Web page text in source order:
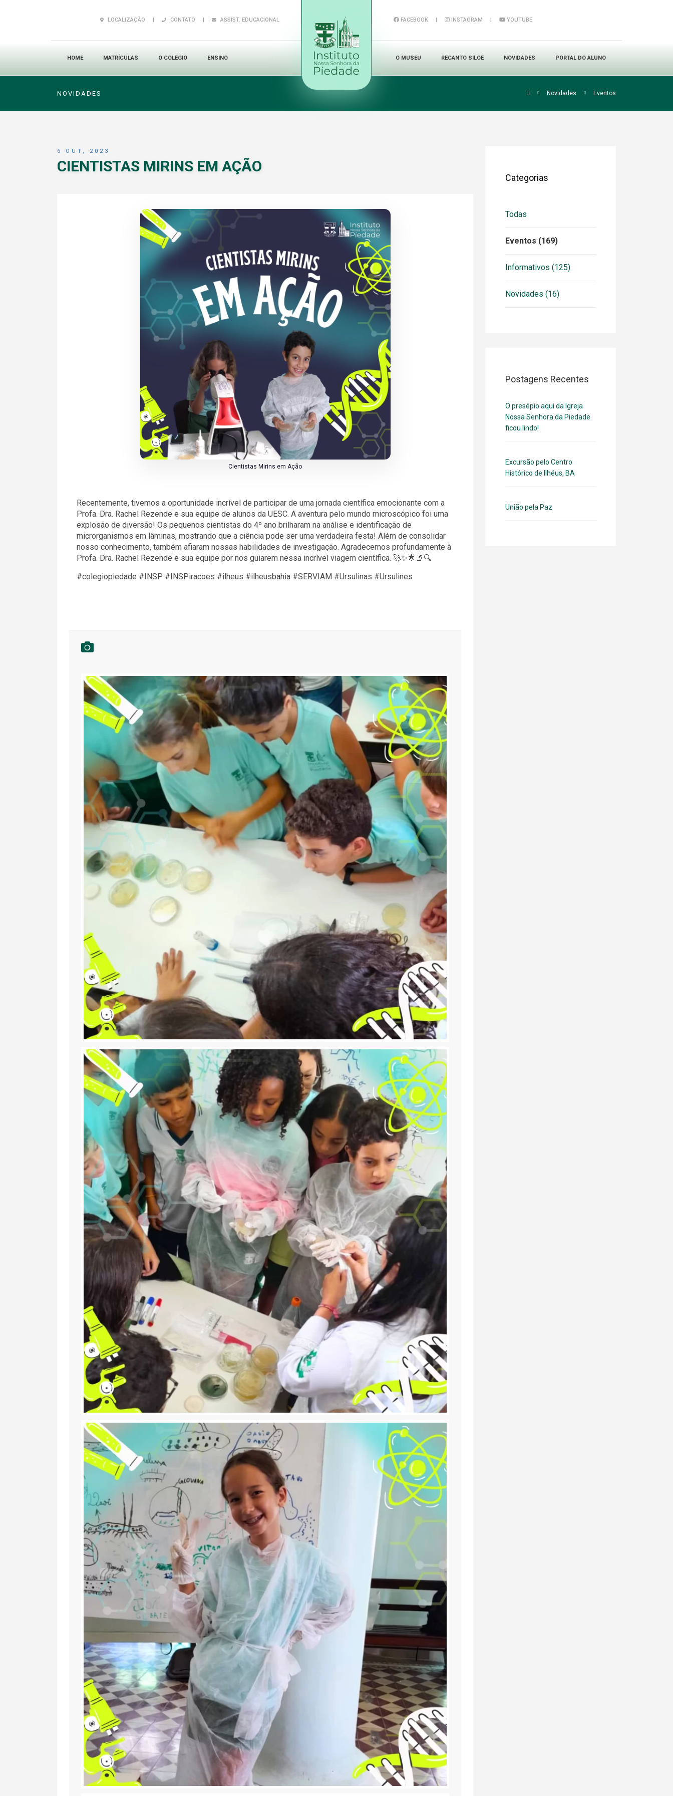
LOCALIZAÇÃO | CONTATO | ASSIST. EDUCACIONAL FACEBOOK | INSTAGRAM | YOUTUBE
HOME MATRÍCULAS O COLÉGIO ENSINO O MUSEU RECANTO SILOÉ NOVIDADES PORTAL DO ALUNO
NOVIDADES Novidades Eventos
6 OUT, 2023
CIENTISTAS MIRINS EM AÇÃO
Cientistas Mirins em Ação
Recentemente, tivemos a oportunidade incrível de participar de uma jornada científica emocionante com a
Profa. Dra. Rachel Rezende e sua equipe de alunos da UESC. A aventura pelo mundo microscópico foi uma
explosão de diversão! Os pequenos cientistas do 4º ano brilharam na análise e identificação de
microrganismos em lâminas, mostrando que a ciência pode ser uma verdadeira festa! Além de consolidar
nosso conhecimento, também afiaram nossas habilidades de investigação. Agradecemos profundamente à
Profa. Dra. Rachel Rezende e sua equipe por nos guiarem nessa incrível viagem científica. 🚀✨🌟🔬🔍
#colegiopiedade #INSP #INSPiracoes #ilheus #ilheusbahia #SERVIAM #Ursulinas #Ursulines
Categorias
Todas
Eventos (169)
Informativos (125)
Novidades (16)
Postagens Recentes
O presépio aqui da Igreja
Nossa Senhora da Piedade
ficou lindo!
Excursão pelo Centro
Histórico de Ilhéus, BA
União pela Paz